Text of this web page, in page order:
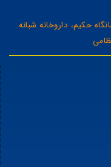
حکیم، داروخانه شبانه